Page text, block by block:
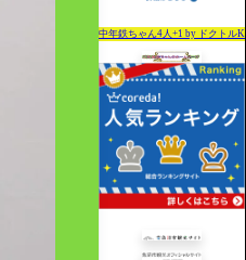
中年鉄ちゃん4人+1 by ドクトルK